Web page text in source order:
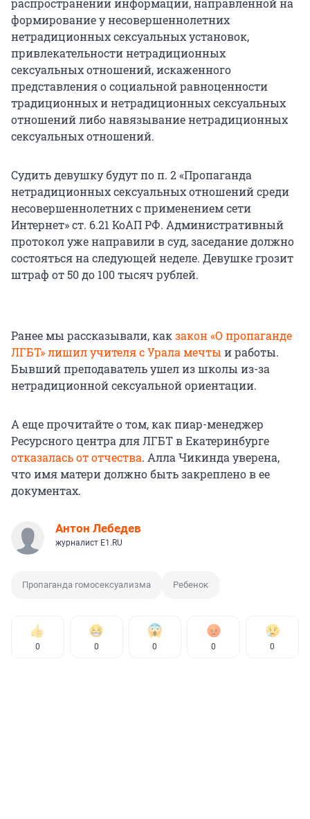
распространении информации, направленной на
формирование у несовершеннолетних
нетрадиционных сексуальных установок,
привлекательности нетрадиционных
сексуальных отношений, искаженного
представления о социальной равноценности
традиционных и нетрадиционных сексуальных
отношений либо навязывание нетрадиционных
сексуальных отношений.
Судить девушку будут по п. 2 «Пропаганда
нетрадиционных сексуальных отношений среди
несовершеннолетних с применением сети
Интернет» ст. 6.21 КоАП РФ. Административный
протокол уже направили в суд, заседание должно
состояться на следующей неделе. Девушке грозит
штраф от 50 до 100 тысяч рублей.
Ранее мы рассказывали, какзакон «О пропаганде
ЛГБТ» лишил учителя с Урала мечты и работы.
Бывший преподаватель ушел из школы из-за
нетрадиционной сексуальной ориентации.
А еще прочитайте о том, как пиар-менеджер
Ресурсного центра для ЛГБТ в Екатеринбурге
отказалась от отчества. Алла Чикинда уверена,
что имя матери должно быть закреплено в ее
документах.
Антон Лебедев
журналист E1.RU
Пропаганда гомосексуализма Ребенок
0 0 0 0 0